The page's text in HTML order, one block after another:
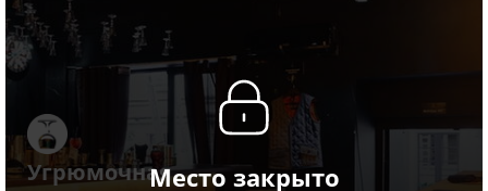
Место закрыто
Угрюмочная